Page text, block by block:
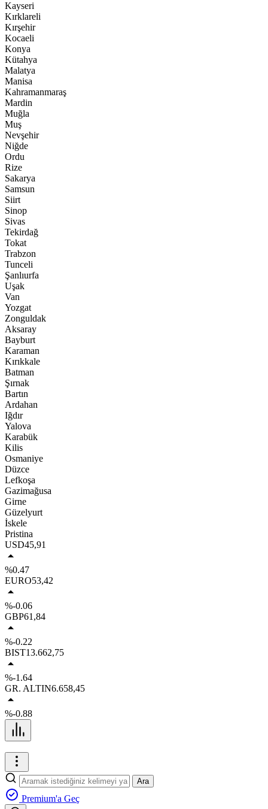
Kayseri
Kırklareli
Kırşehir
Kocaeli
Konya
Kütahya
Malatya
Manisa
Kahramanmaraş
Mardin
Muğla
Muş
Nevşehir
Niğde
Ordu
Rize
Sakarya
Samsun
Siirt
Sinop
Sivas
Tekirdağ
Tokat
Trabzon
Tunceli
Şanlıurfa
Uşak
Van
Yozgat
Zonguldak
Aksaray
Bayburt
Karaman
Kırıkkale
Batman
Şırnak
Bartın
Ardahan
Iğdır
Yalova
Karabük
Kilis
Osmaniye
Düzce
Lefkoşa
Gazimağusa
Girne
Güzelyurt
İskele
Pristina
USD45,91
%0.47
EURO53,42
%-0.06
GBP61,84
%-0.22
BIST13.662,75
%-1.64
GR. ALTIN6.658,45
%-0.88
Ara
Premium'a Geç